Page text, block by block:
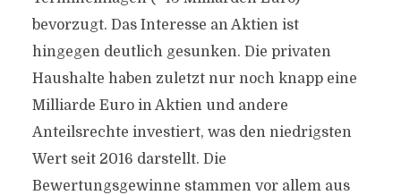
bevorzugt. Das Interesse an Aktien ist
hingegen deutlich gesunken. Die privaten
Haushalte haben zuletzt nur noch knapp eine
Milliarde Euro in Aktien und andere
Anteilsrechte investiert, was den niedrigsten
Wert seit 2016 darstellt. Die
Bewertungsgewinne stammen vor allem aus